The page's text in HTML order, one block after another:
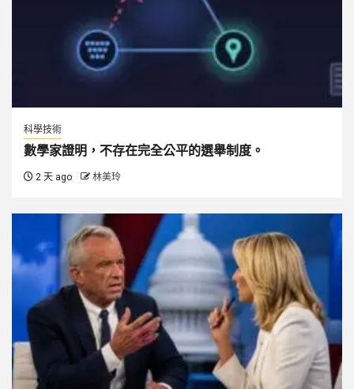
科學技術
數學家證明，不存在完全公平的選舉制度。
2 天 ago 林美玲